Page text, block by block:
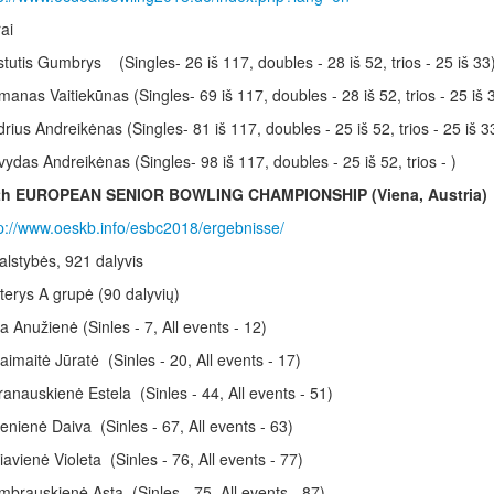
Gumbrys (Singles- 26 iš 117, doubles - 28 iš 52, trios - 25 iš 33)
Vaitiekūnas (Singles- 69 iš 117, doubles - 28 iš 52, trios - 25 iš
Andreikėnas (Singles- 81 iš 117, doubles - 25 iš 52, trios - 25 iš
Andreikėnas (Singles- 98 iš 117, doubles - 25 iš 52, trios - )
EUROPEAN SENIOR BOWLING CHAMPIONSHIP (Viena, Austria)
www.oeskb.info/esbc2018/ergebnisse/
921 dalyvis
A grupė (90 dalyvių)
Anužienė (Sinles - 7, All events - 12)
Jūratė (Sinles - 20, All events - 17)
Estela (Sinles - 44, All events - 51)
Daiva (Sinles - 67, All events - 63)
Violeta (Sinles - 76, All events - 77)